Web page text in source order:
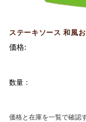
ステーキソース 和風
価格:
数量：
価格と在庫を一覧で確認